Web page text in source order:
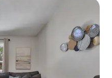
les plus aimés